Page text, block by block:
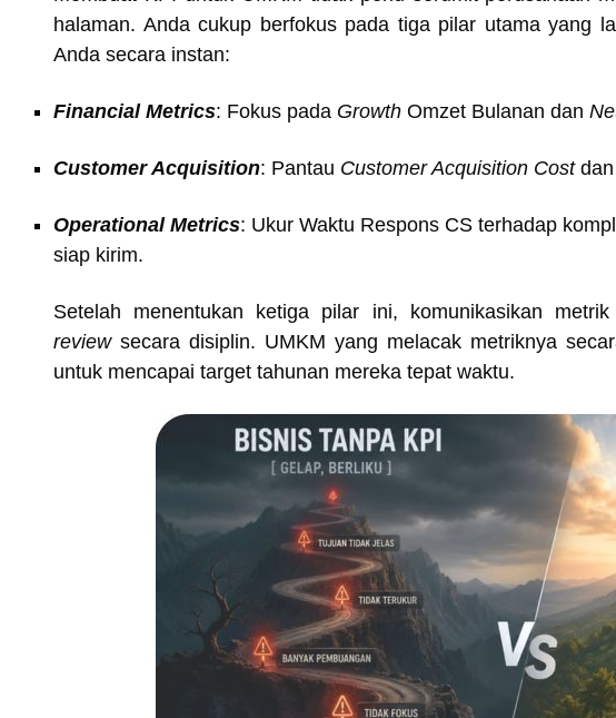
halaman. Anda cukup berfokus pada tiga pilar utama yang
Anda secara instan:
Financial Metrics: Fokus pada Growth Omzet Bulanan dan
Customer Acquisition: Pantau Customer Acquisition Cost dan
Operational Metrics: Ukur Waktu Respons CS terhadap
siap kirim.
Setelah menentukan ketiga pilar ini, komunikasikan
reviewsecara disiplin. UMKM yang melacak metriknya
untuk mencapai target tahunan mereka tepat waktu.